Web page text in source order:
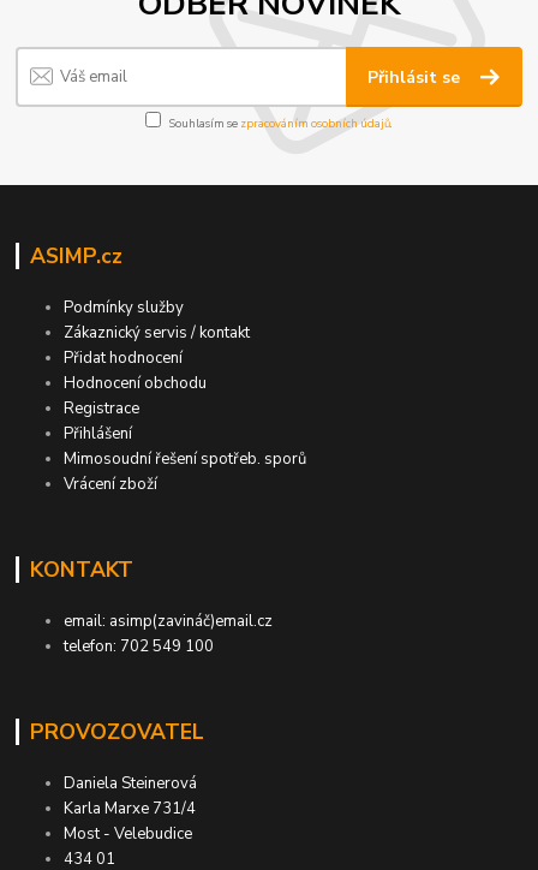
Přihlásit se
Souhlasím se zpracováním osobních údajů.
ASIMP.cz
Podmínky služby
Zákaznický servis / kontakt
Přidat hodnocení
Hodnocení obchodu
Registrace
Přihlášení
Mimosoudní řešení spotřeb. sporů
Vrácení zboží
KONTAKT
email: asimp(zavináč)email.cz
telefon: 702 549 100
PROVOZOVATEL
Daniela Steinerová
Karla Marxe 731/4
Most - Velebudice
434 01